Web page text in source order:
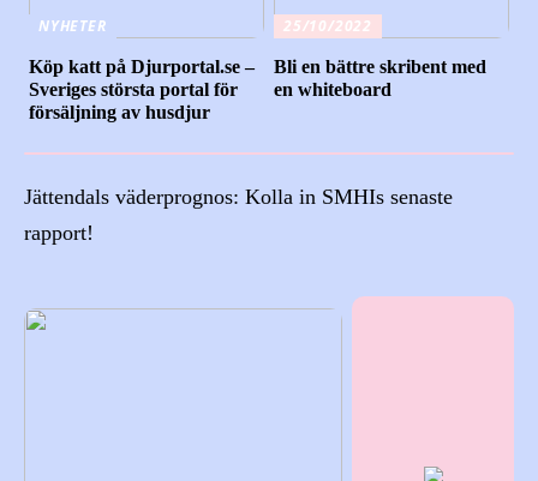
NYHETER
Köp katt på Djurportal.se –
Sveriges största portal för
försäljning av husdjur
25/10/2022
Bli en bättre skribent med
en whiteboard
Jättendals väderprognos: Kolla in SMHIs senaste
rapport!